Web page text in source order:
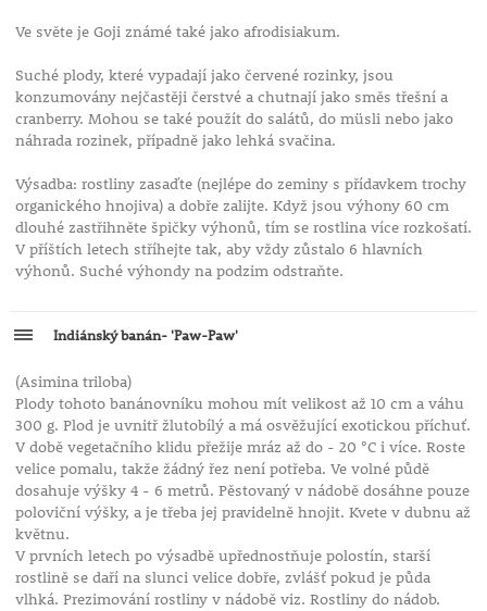
Ve světe je Goji známé také jako afrodisiakum.
Suché plody, které vypadají jako červené rozinky, jsou
konzumovány nejčastěji čerstvé a chutnají jako směs třešní a
cranberry. Mohou se také použít do salátů, do müsli nebo jako
náhrada rozinek, případně jako lehká svačina.
Výsadba: rostliny zasaďte (nejlépe do zeminy s přídavkem trochy
organického hnojiva) a dobře zalijte. Když jsou výhony 60 cm
dlouhé zastřihněte špičky výhonů, tím se rostlina více rozkošatí.
V příštích letech stříhejte tak, aby vždy zůstalo 6 hlavních
výhonů. Suché výhondy na podzim odstraňte.
Indiánský banán- 'Paw-Paw'
(Asimina triloba)
Plody tohoto banánovníku mohou mít velikost až 10 cm a váhu
300 g. Plod je uvnitř žlutobílý a má osvěžující exotickou příchuť.
V době vegetačního klidu přežije mráz až do - 20 °C i více. Roste
velice pomalu, takže žádný řez není potřeba. Ve volné půdě
dosahuje výšky 4 - 6 metrů. Pěstovaný v nádobě dosáhne pouze
poloviční výšky, a je třeba jej pravidelně hnojit. Kvete v dubnu až
květnu.
V prvních letech po výsadbě upřednostňuje polostín, starší
rostlině se daří na slunci velice dobře, zvlášť pokud je půda
vlhká. Prezimování rostliny v nádobě viz. Rostliny do nádob.